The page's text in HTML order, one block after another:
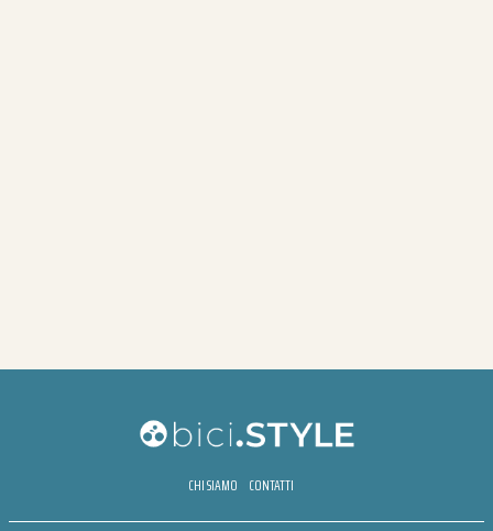
CHI SIAMO CONTATTI